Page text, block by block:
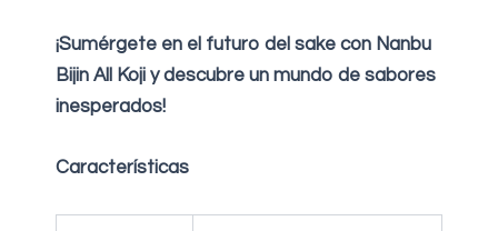
¡Sumérgete en el futuro del sake con Nanbu
Bijin All Koji y descubre un mundo de sabores
inesperados!
Características